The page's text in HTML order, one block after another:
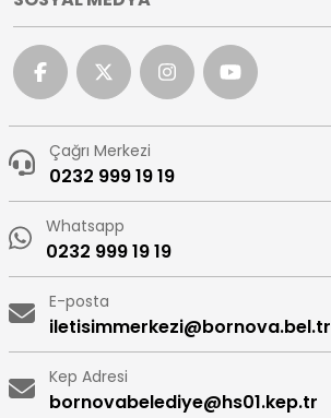
Çağrı Merkezi
0232 999 19 19
Whatsapp
0232 999 19 19
E-posta
iletisimmerkezi@bornova.bel.tr
Kep Adresi
bornovabelediye@hs01.kep.tr